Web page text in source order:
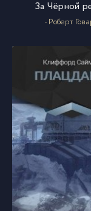
За Чёрной
- Роберт